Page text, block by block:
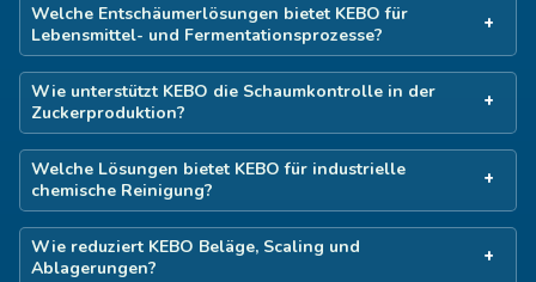
Welche Entschäumerlösungen bietet KEBO für
Lebensmittel- und Fermentationsprozesse?
Wie unterstützt KEBO die Schaumkontrolle in der
Zuckerproduktion?
Welche Lösungen bietet KEBO für industrielle
chemische Reinigung?
Wie reduziert KEBO Beläge, Scaling und
Ablagerungen?